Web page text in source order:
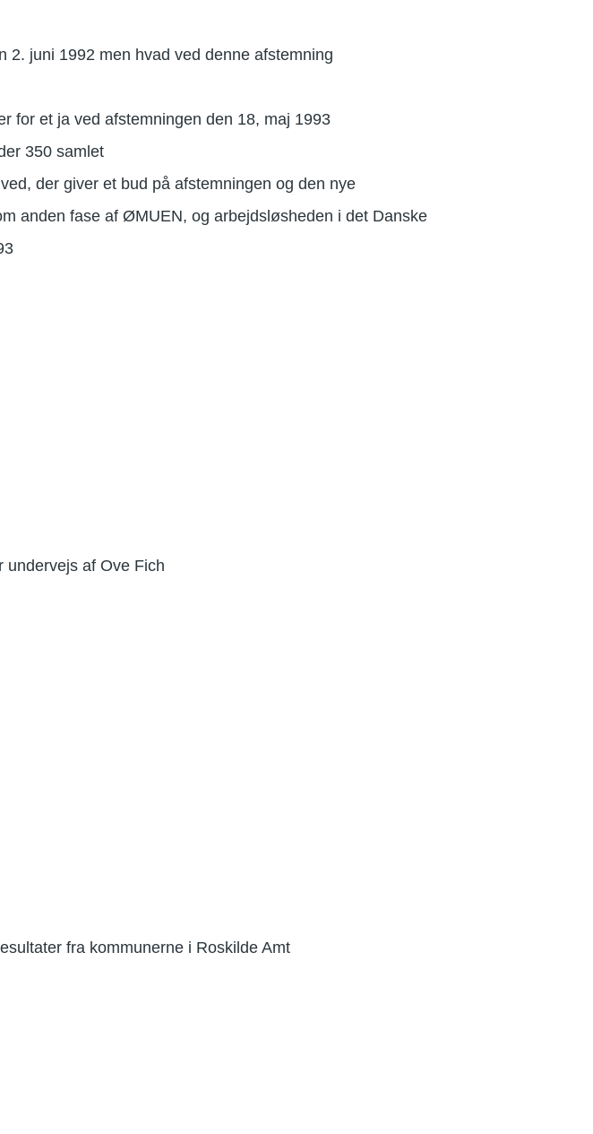
2. juni 1992 men hvad ved denne afstemning
for et ja ved afstemningen den 18, maj 1993
350 samlet
der giver et bud på afstemningen og den nye
anden fase af ØMUEN, og arbejdsløsheden i det Danske
af Ove Fich
fra kommunerne i Roskilde Amt